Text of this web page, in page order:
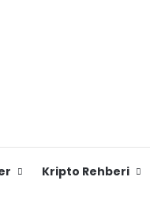
Kripto Rehberi